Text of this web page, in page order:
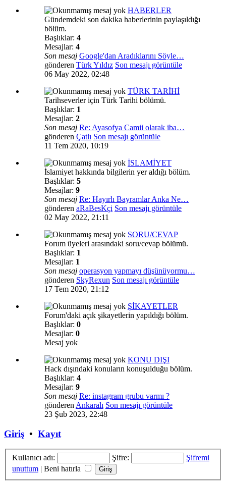
HABERLER
Gündemdeki son dakika haberlerinin paylaşıldığı
bölüm.
Başlıklar: 4
Mesajlar: 4
Son mesaj Google'dan Aradıklarını Söyle…
gönderen Türk Yıldız Son mesajı görüntüle
06 May 2022, 02:48
TÜRK TARİHİ
Tarihseverler için Türk Tarihi bölümü.
Başlıklar: 1
Mesajlar: 2
Son mesaj Re: Ayasofya Camii olarak iba…
gönderen Çatlı Son mesajı görüntüle
11 Tem 2020, 10:19
İSLAMİYET
İslamiyet hakkında bilgilerin yer aldığı bölüm.
Başlıklar: 5
Mesajlar: 9
Son mesaj Re: Hayırlı Bayramlar Anka Ne…
gönderen aRaBesKçi Son mesajı görüntüle
02 May 2022, 21:11
SORU/CEVAP
Forum üyeleri arasındaki soru/cevap bölümü.
Başlıklar: 1
Mesajlar: 1
Son mesaj operasyon yapmayı düşünüyormu…
gönderen SkyRexun Son mesajı görüntüle
17 Tem 2020, 21:12
ŞİKAYETLER
Forum'daki açık şikayetlerin yapıldığı bölüm.
Başlıklar: 0
Mesajlar: 0
Mesaj yok
KONU DIŞI
Hack dışındaki konuların konuşulduğu bölüm.
Başlıklar: 4
Mesajlar: 9
Son mesaj Re: instagram grubu varmı ?
gönderen Ankaralı Son mesajı görüntüle
23 Şub 2023, 22:48
Giriş • Kayıt
Kullanıcı adı: Şifre:
Şifremi
unuttum | Beni hatırla